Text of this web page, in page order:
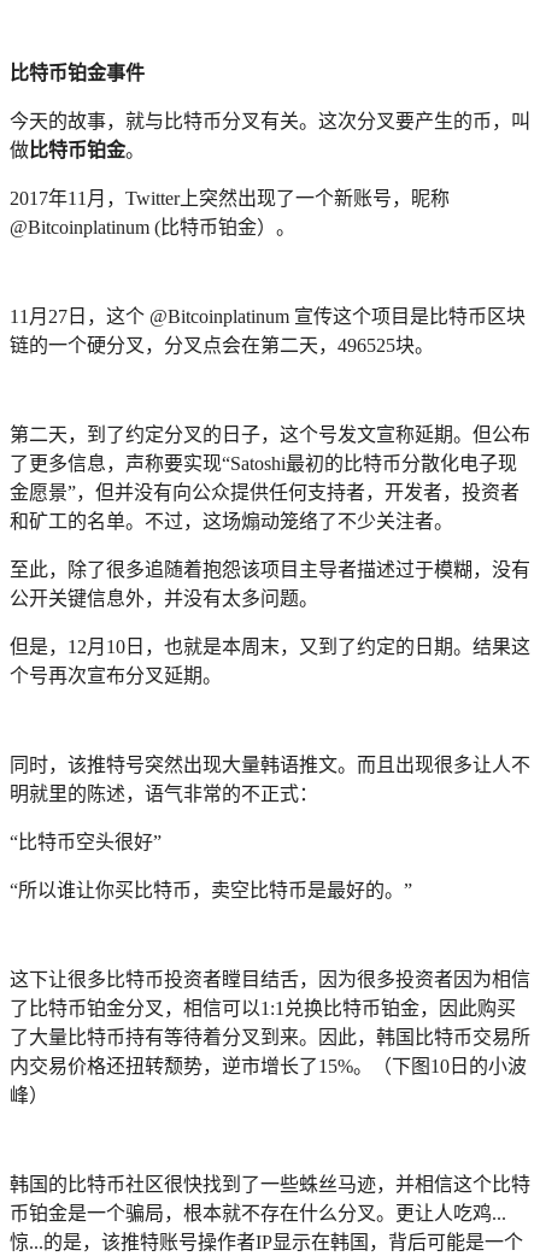
比特币铂金事件
今天的故事，就与比特币分叉有关。这次分叉要产生的币，叫
做比特币铂金。
2017年11月，Twitter上突然出现了一个新账号，昵称
@Bitcoinplatinum (比特币铂金）。
11月27日，这个 @Bitcoinplatinum 宣传这个项目是比特币区块
链的一个硬分叉，分叉点会在第二天，496525块。
第二天，到了约定分叉的日子，这个号发文宣称延期。但公布
了更多信息，声称要实现“Satoshi最初的比特币分散化电子现
金愿景”，但并没有向公众提供任何支持者，开发者，投资者
和矿工的名单。不过，这场煽动笼络了不少关注者。
至此，除了很多追随着抱怨该项目主导者描述过于模糊，没有
公开关键信息外，并没有太多问题。
但是，12月10日，也就是本周末，又到了约定的日期。结果这
个号再次宣布分叉延期。
同时，该推特号突然出现大量韩语推文。而且出现很多让人不
明就里的陈述，语气非常的不正式：
“比特币空头很好”
“所以谁让你买比特币，卖空比特币是最好的。”
这下让很多比特币投资者瞠目结舌，因为很多投资者因为相信
了比特币铂金分叉，相信可以1:1兑换比特币铂金，因此购买
了大量比特币持有等待着分叉到来。因此，韩国比特币交易所
内交易价格还扭转颓势，逆市增长了15%。（下图10日的小波
峰）
韩国的比特币社区很快找到了一些蛛丝马迹，并相信这个比特
币铂金是一个骗局，根本就不存在什么分叉。更让人吃鸡...
惊...的是，该推特账号操作者IP显示在韩国，背后可能是一个